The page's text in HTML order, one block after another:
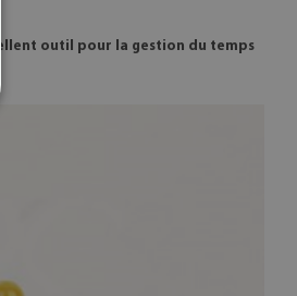
outil pour la gestion du temps